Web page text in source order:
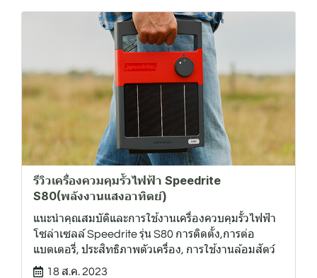
รีวิวเครื่องควมคุมรั้วไฟฟ้า Speedrite
S80(พลังงานแสงอาทิตย์)
แนะนำคุณสมบัติและการใช้งานเครื่องควบคุมรั้วไฟฟ้า
โซล่าเซลล์ Speedrite รุ่น S80 การติดตั้ง,การต่อ
แบตเตอรี่, ประสิทธิภาพตัวเครื่อง, การใช้งานล้อมสัตว์
18 ส.ค. 2023